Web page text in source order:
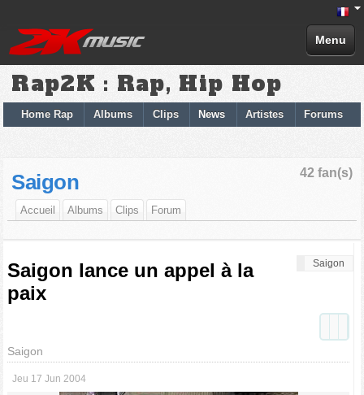
Menu
Rap2K : Rap, Hip Hop
Home Rap Albums Clips News Artistes Forums
42 fan(s)
Saigon
Accueil Albums Clips Forum
Saigon
Saigon lance un appel à la
paix
Saigon
Jeu 17 Jun 2004